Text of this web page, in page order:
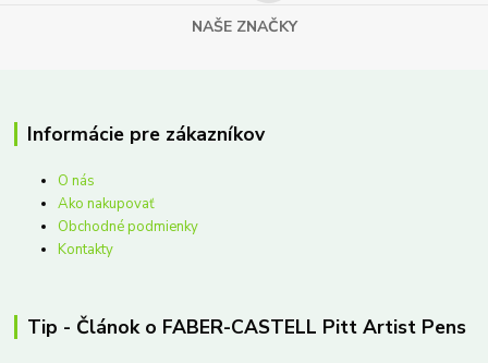
NAŠE ZNAČKY
Informácie pre zákazníkov
O nás
Ako nakupovať
Obchodné podmienky
Kontakty
Tip - Článok o FABER-CASTELL Pitt Artist Pens